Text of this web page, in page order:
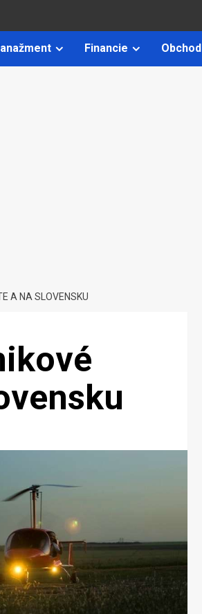
Financie Obchod
A NA SLOVENSKU